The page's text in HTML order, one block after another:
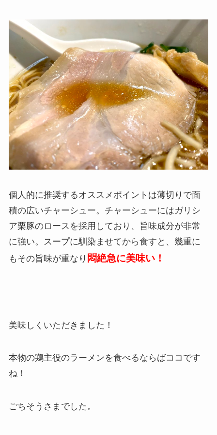
個人的に推奨するオススメポイントは薄切りで面
積の広いチャーシュー。チャーシューにはガリシ
ア栗豚のロースを採用しており、旨味成分が非常
に強い。スープに馴染ませてから食すと、幾重に
もその旨味が重なり 悶絶急に美味い！
美味しくいただきました！
本物の鶏主役のラーメンを食べるならばココです
ね！
ごちそうさまでした。